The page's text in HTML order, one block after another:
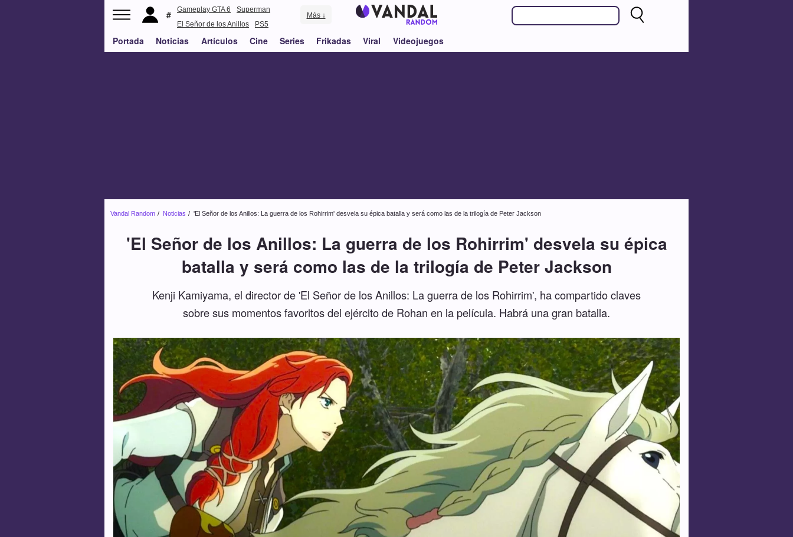
Gameplay GTA 6
Superman
El Señor de los Anillos
PS5
Más ↓
Portada Noticias Artículos Cine Series Frikadas Viral Videojuegos
Vandal Random Noticias 'El Señor de los Anillos: La guerra de los Rohirrim' desvela su épica batalla y será como las de la trilogía de Peter Jackson
'El Señor de los Anillos: La guerra de los Rohirrim' desvela su épica
batalla y será como las de la trilogía de Peter Jackson
Kenji Kamiyama, el director de 'El Señor de los Anillos: La guerra de los Rohirrim', ha compartido claves
sobre sus momentos favoritos del ejército de Rohan en la película. Habrá una gran batalla.